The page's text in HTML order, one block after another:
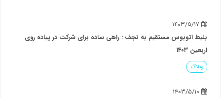
بلیط اتوبوس مستقیم به نجف : راهی ساده برای شرکت در پیاده روی
اربعین ۱۴۰۳
وبلاگ